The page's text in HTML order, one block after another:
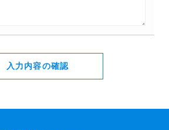
入力内容の確認